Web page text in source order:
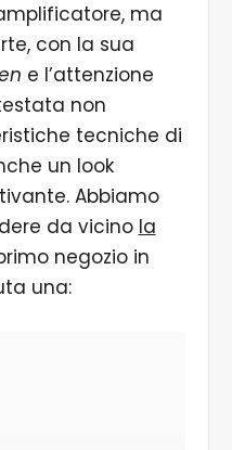
ma
con la sua
e l’attenzione
non
tecniche di
un look
Abbiamo
da vicino la
negozio in
una: